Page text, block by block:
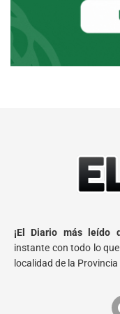
¡El Diario más leído
instante con todo lo
localidad de la